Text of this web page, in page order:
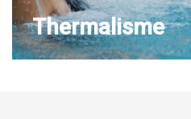
Thermalisme